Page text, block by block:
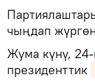
чыңдап
Жума күнү,
президенттик